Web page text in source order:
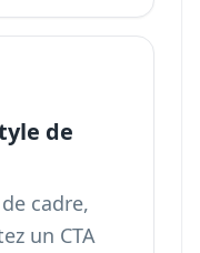
de
cadre,
un CTA